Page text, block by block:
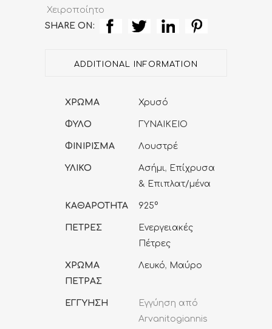
quantity
Χειροποίητο
SHARE ON:
ADDITIONAL INFORMATION
ΧΡΩΜΑ Χρυσό
ΦΥΛΟ ΓΥΝΑΙΚΕΙΟ
ΦΙΝΙΡΙΣΜΑ Λουστρέ
ΥΛΙΚΟ Ασήμι, Επίχρυσα
& Επιπλατ/μένα
ΚΑΘΑΡΟΤΗΤΑ 925°
ΠΕΤΡΕΣ
Ενεργειακές
Πέτρες
ΧΡΩΜΑ
ΠΕΤΡΑΣ
Λευκό, Μαύρο
ΕΓΓΥΗΣΗ
Εγγύηση από
Arvanitogiannis